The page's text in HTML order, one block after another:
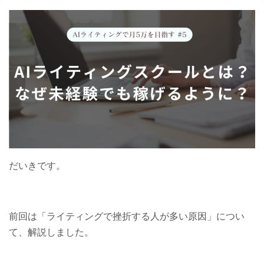
だいきです。
前回は「ライティングで挫折する人が多い原因」につい
て、解説しました。